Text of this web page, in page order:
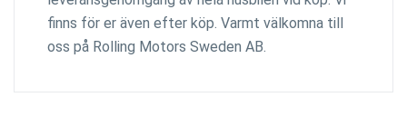
finns för er även efter köp. Varmt välkomna till
oss på Rolling Motors Sweden AB.